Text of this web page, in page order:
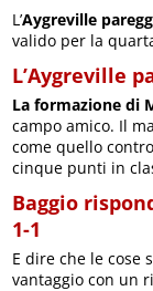
L’Aygreville
valido per la
L’Aygreville
La formazione di
campo amico. Il
come quello
cinque punti in
Baggio
1-1
E dire che le cose
vantaggio con un